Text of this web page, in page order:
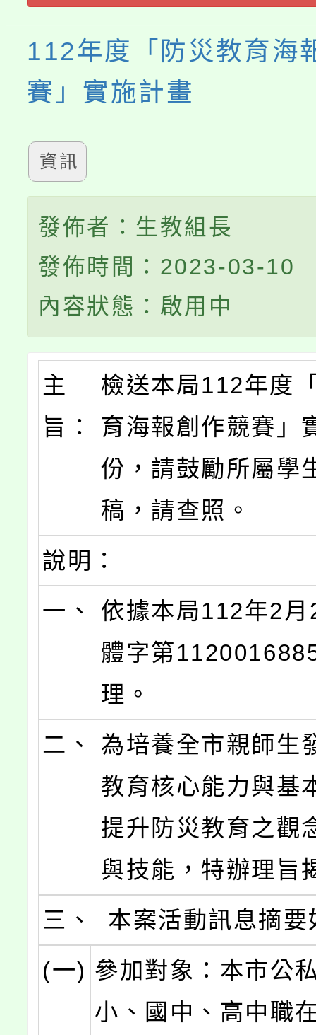
112年度「防災教育海
賽」實施計畫
資訊
發佈者：生教組長
發佈時間：2023-03-10
內容狀態：啟用中
主
旨：
檢送本局112年度
育海報創作競賽」
份，請鼓勵所屬學
稿，請查照。
說明：
一、
依據本局112年2
體字第
理。
二、
為培養全市親師生
教育核心能力與基
提升防災教育之觀
與技能，特辦理旨
三、
本案活動訊息摘要
(一) 參加對象：本市公
小、國中、高中職